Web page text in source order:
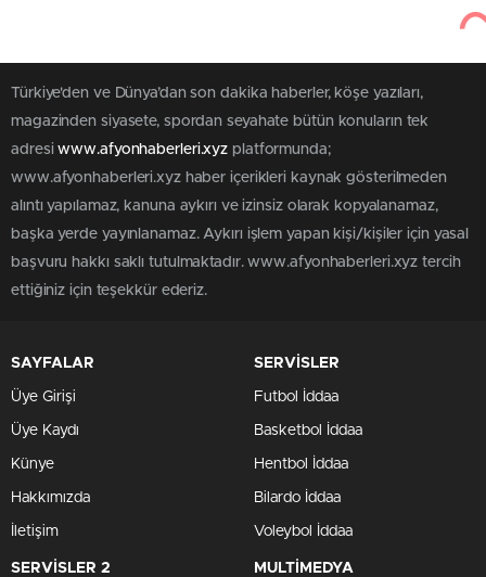
Türkiye'den ve Dünya’dan son dakika haberler, köşe yazıları,
magazinden siyasete, spordan seyahate bütün konuların tek
adresiwww.afyonhaberleri.xyz platformunda;
www.afyonhaberleri.xyz haber içerikleri kaynak gösterilmeden
alıntı yapılamaz, kanuna aykırı ve izinsiz olarak kopyalanamaz,
başka yerde yayınlanamaz. Aykırı işlem yapan kişi/kişiler için yasal
başvuru hakkı saklı tutulmaktadır. www.afyonhaberleri.xyz tercih
ettiğiniz için teşekkür ederiz.
SAYFALAR
Üye Girişi
Üye Kaydı
Künye
Hakkımızda
İletişim
SERVİSLER
Futbol İddaa
Basketbol İddaa
Hentbol İddaa
Bilardo İddaa
Voleybol İddaa
SERVİSLER 2 MULTİMEDYA